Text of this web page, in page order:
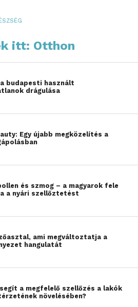
számára, akik nem
megfelelő
növényi alapú
a piacon, mint például a
kender fehérjék. Ezek
az összes szükséges
kiegészíthetik a növényi
a sport- vagy diétás
szerepe a
piacán
széles körű tapasztalattal
fejlesztése terén,
elérhető áron kínálni
fejlesztik kínálatukat, hogy
igényeknek. Kiváló
akik a
és táplálkozásukat egyaránt
itt: Otthon
budapesti használt
drágulása
Egy újabb megközelítés a
és szmog – a magyarok fele
a nyári szellőztetést
ami megváltoztatja a
hangulatát
a megfelelő szellőzés a lakók
növelésében?